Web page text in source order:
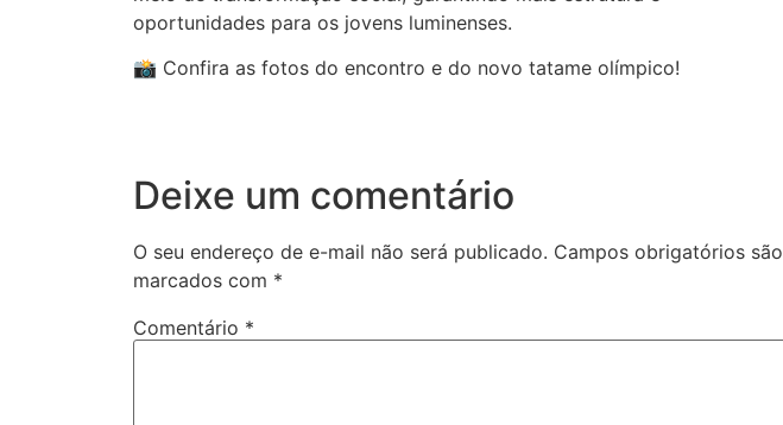
oportunidades para os jovens luminenses.
📸 Confira as fotos do encontro e do novo tatame olímpico!
Deixe um comentário
O seu endereço de e-mail não será publicado. Campos obrigatórios são
marcados com *
Comentário *